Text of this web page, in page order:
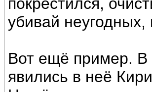
покрестился,
убивай
Вот ещё пример. В
явились в неё